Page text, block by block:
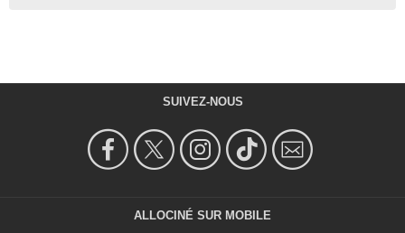
SUIVEZ-NOUS
ALLOCINÉ SUR MOBILE